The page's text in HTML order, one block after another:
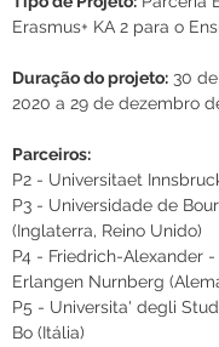
Erasmus+ KA 2 para o
Duração do projeto: 30
2020 a 29 de dezembro
Parceiros:
P2 - Universitaet
P3 - Universidade de
(Inglaterra, Reino Unido)
P4 - Friedrich-Alexander
Erlangen Nurnberg
P5 - Universita' degli
Bo (Itália)